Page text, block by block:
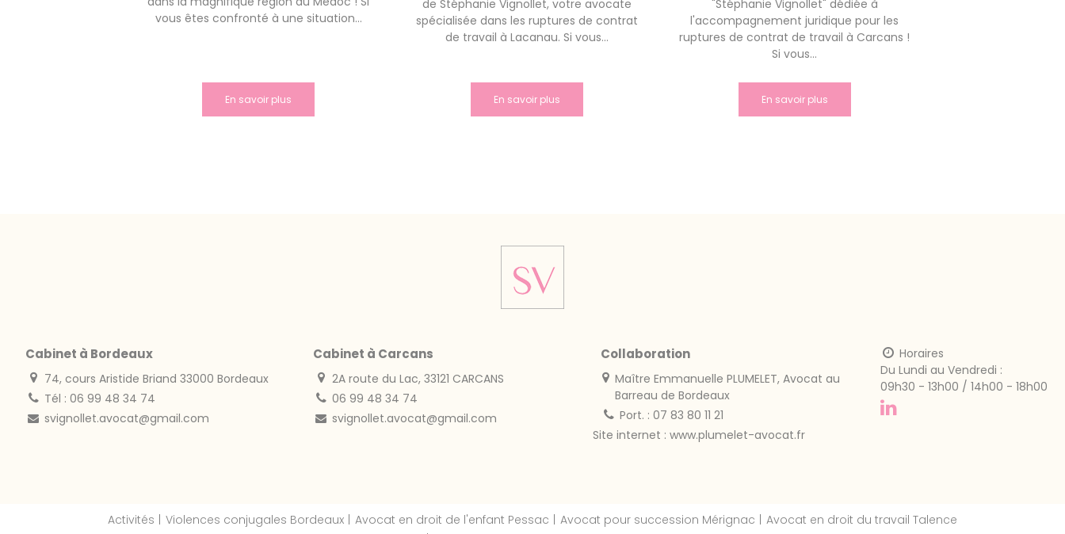
vous êtes confronté à une situation...
En savoir plus
de Stéphanie Vignollet, votre avocate
spécialisée dans les ruptures de contrat
de travail à Lacanau. Si vous...
En savoir plus
"Stéphanie Vignollet" dédiée à
l'accompagnement juridique pour les
ruptures de contrat de travail à Carcans !
Si vous...
En savoir plus
Cabinet à Bordeaux
74, cours Aristide Briand 33000 Bordeaux
Tél : 06 99 48 34 74
svignollet.avocat@gmail.com
Cabinet à Carcans
2A route du Lac, 33121 CARCANS
06 99 48 34 74
svignollet.avocat@gmail.com
Collaboration
Maître Emmanuelle PLUMELET, Avocat au
Barreau de Bordeaux
Port. : 07 83 80 11 21
Site internet : www.plumelet-avocat.fr
Horaires
Du Lundi au Vendredi :
09h30 - 13h00 / 14h00 - 18h00
Activités Violences conjugales Bordeaux Avocat en droit de l'enfant Pessac Avocat pour succession Mérignac
Avocat en droit du travail Talence